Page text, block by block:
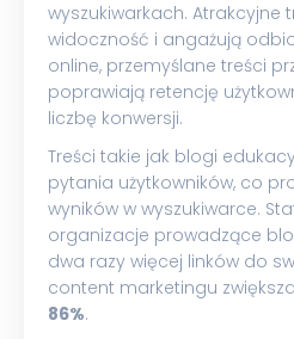
wyszukiwarkach. Atrakcyjne
widoczność i angażują
online, przemyślane treści
poprawiają retencję
liczbę konwersji.
Treści takie jak blogi
pytania użytkowników, co
wyników w wyszukiwarce.
organizacje prowadzące
dwa razy więcej linków do
content marketingu
86%.